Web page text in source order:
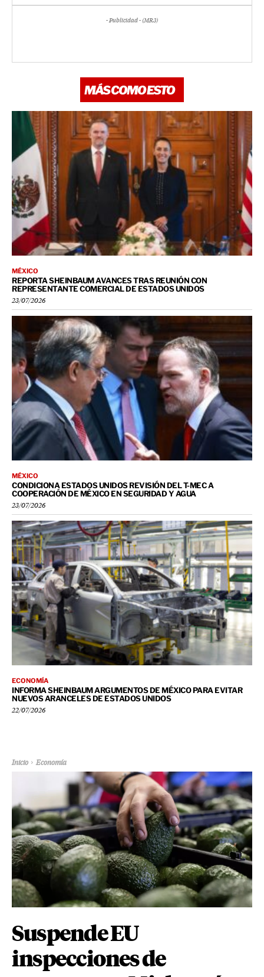
- Publicidad - (MR3)
MÁS COMO ESTO
MÉXICO
REPORTA SHEINBAUM AVANCES TRAS REUNIÓN CON
REPRESENTANTE COMERCIAL DE ESTADOS UNIDOS
23/07/2026
MÉXICO
CONDICIONA ESTADOS UNIDOS REVISIÓN DEL T-MEC A
COOPERACIÓN DE MÉXICO EN SEGURIDAD Y AGUA
23/07/2026
ECONOMÍA
INFORMA SHEINBAUM ARGUMENTOS DE MÉXICO PARA EVITAR
NUEVOS ARANCELES DE ESTADOS UNIDOS
22/07/2026